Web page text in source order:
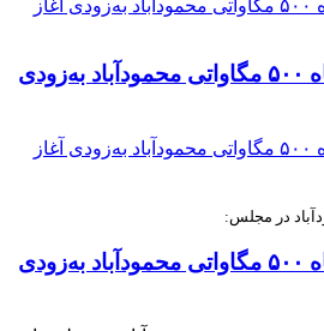
فاز نخست نیروگاه ۵۰۰ مگاواتی محمودآباد به‌زودی
در مجلس:
فاز نخست نیروگاه ۵۰۰ مگاواتی محمودآباد به‌زودی